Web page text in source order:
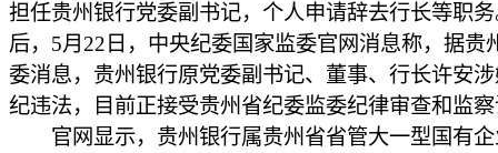
担任贵州银行党委副书记，个人申请辞去行长等职
后，5月22日，中央纪委国家监委官网消息称，据贵
委消息，贵州银行原党委副书记、董事、行长许安
纪违法，目前正接受贵州省纪委监委纪律审查和监
官网显示，贵州银行属贵州省省管大一型国有企